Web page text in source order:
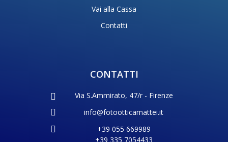
Vai alla Cassa
Contatti
CONTATTI
Via S.Ammirato, 47/r - Firenze
info@fotootticamattei.it
+39 055 669989
+39 335 7054433